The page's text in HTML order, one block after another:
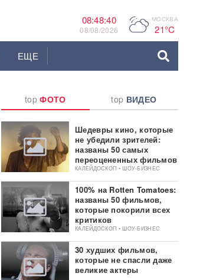
08:48:41
08/08/2026 P МОСКВА
21°C
ЕЩЕ
topФОТО top ВИДЕО
Шедевры кино, которые
не убедили зрителей:
названы 50 самых
переоцененных фильмов
КАЛЕЙДОСКОП • ШОУ-БИЗНЕС
100% на Rotten Tomatoes:
названы 50 фильмов,
которые покорили всех
критиков
КАЛЕЙДОСКОП • ШОУ-БИЗНЕС
30 худших фильмов,
которые не спасли даже
великие актеры